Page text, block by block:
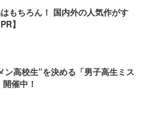
もちろん！ 国内外の人気作がす
】
ン高校生”を決める「男子高生ミス
催中！